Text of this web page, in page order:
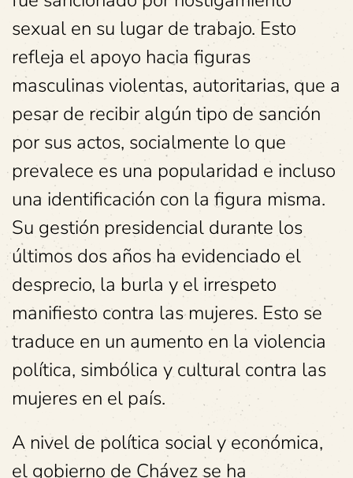
sexual en su lugar de trabajo. Esto
refleja el apoyo hacia figuras
masculinas violentas, autoritarias, que a
pesar de recibir algún tipo de sanción
por sus actos, socialmente lo que
prevalece es una popularidad e incluso
una identificación con la figura misma.
Su gestión presidencial durante los
últimos dos años ha evidenciado el
desprecio, la burla y el irrespeto
manifiesto contra las mujeres. Esto se
traduce en un aumento en la violencia
política, simbólica y cultural contra las
mujeres en el país.
A nivel de política social y económica,
el gobierno de Chávez se ha